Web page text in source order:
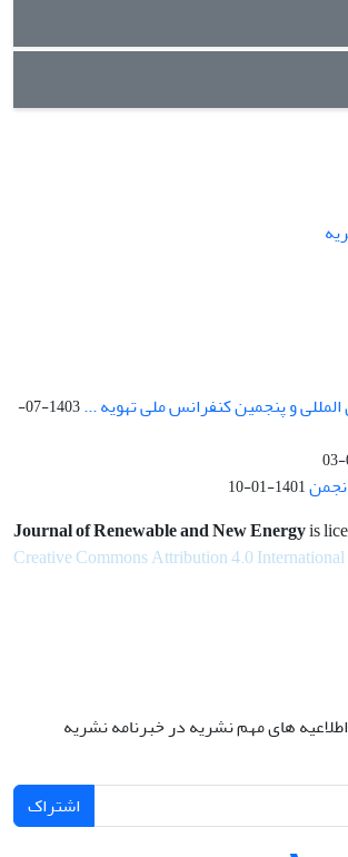
و پنجمین کنفرانس ملی تهویه ...
1403-07-
1401-01-10
Journal of Renewable and New Energyis
Creative Commons Attribution 4.0 International
های مهم نشریه در خبرنامه نشریه
اشتراک